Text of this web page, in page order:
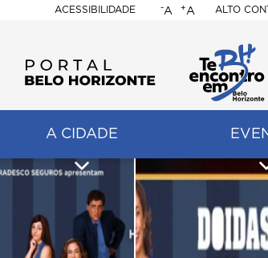
ACESSIBILIDADE
BELO
HORIZONTE
-A +A ALTO
A CIDADE